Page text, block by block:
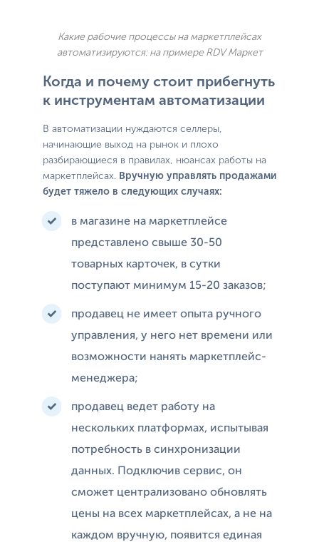
Какие рабочие процессы на маркетплейсах
автоматизируются: на примере RDV Маркет
Когда и почему стоит прибегнуть
к инструментам автоматизации
В автоматизации нуждаются селлеры,
начинающие выход на рынок и плохо
разбирающиеся в правилах, нюансах работы на
маркетплейсах. Вручную управлять продажами
будет тяжело в следующих случаях:
в магазине на маркетплейсе
представлено свыше 30-50
товарных карточек, в сутки
поступают минимум 15-20 заказов;
продавец не имеет опыта ручного
управления, у него нет времени или
возможности нанять маркетплейс-
менеджера;
продавец ведет работу на
нескольких платформах, испытывая
потребность в синхронизации
данных. Подключив сервис, он
сможет централизовано обновлять
цены на всех маркетплейсах, а не на
каждом вручную, появится единая